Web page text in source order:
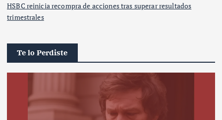
HSBC reinicia recompra de acciones tras superar resultados
trimestrales
Te lo Perdiste